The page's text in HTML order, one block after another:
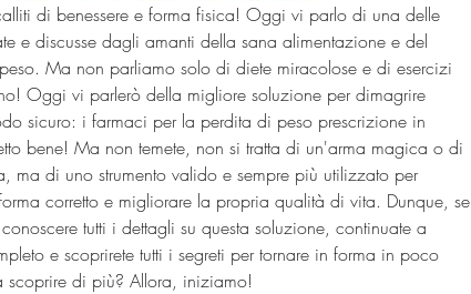
di benessere e forma fisica! Oggi vi parlo di una delle
e discusse dagli amanti della sana alimentazione e del
Ma non parliamo solo di diete miracolose e di esercizi
Oggi vi parlerò della migliore soluzione per dimagrire
sicuro: i farmaci per la perdita di peso prescrizione in
bene! Ma non temete, non si tratta di un'arma magica o di
ma di uno strumento valido e sempre più utilizzato per
corretto e migliorare la propria qualità di vita. Dunque, se
tutti i dettagli su questa soluzione, continuate a
e scoprirete tutti i segreti per tornare in forma in poco
scoprire di più? Allora, iniziamo!